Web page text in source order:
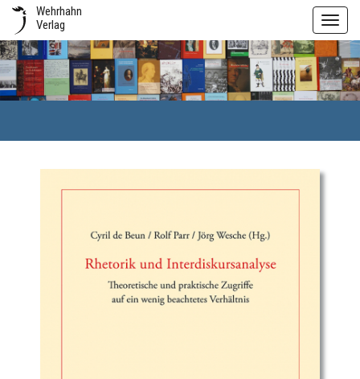
Wehrhahn
Verlag